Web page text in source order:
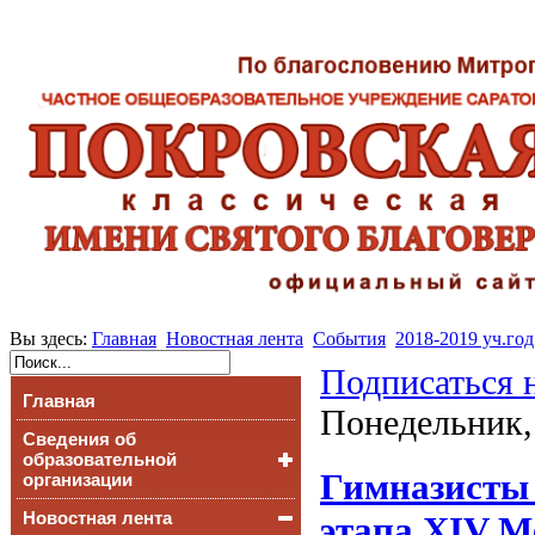
Вы здесь: Главная Новостная лента События 2018-2019 уч.год
Главная
Сведения об
образовательной
организации
Основные сведения
Новостная лента
Подписаться
Гимназисты